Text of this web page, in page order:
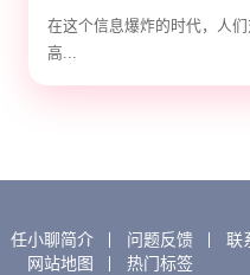
在这个信息爆炸的时代，人
高...
任小聊简介 问题反馈 联
网站地图
热门标签